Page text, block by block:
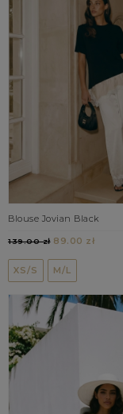
Blouse Jovian Black
139.00 zł89.00 zł
XS/S M/L